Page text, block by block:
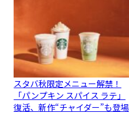
スタバ秋限定メニュー解禁！
「パンプキン スパイス ラテ」
復活、新作“チャイダー”も登場